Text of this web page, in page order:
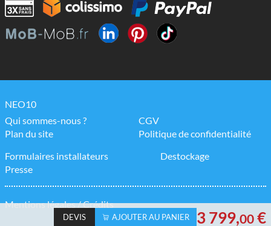
DEVIS AJOUTER AU PANIER 3 799,00 €
NEO10
Qui sommes-nous ?
Plan du site
CGV
Politique de confidentialité
Formulaires installateurs
Presse
Destockage
Mentions légales / Crédits